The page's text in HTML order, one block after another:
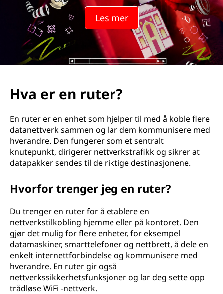
Les mer
Hva er en ruter?
En ruter er en enhet som hjelper til med å koble flere
datanettverk sammen og lar dem kommunisere med
hverandre. Den fungerer som et sentralt
knutepunkt, dirigerer nettverkstrafikk og sikrer at
datapakker sendes til de riktige destinasjonene.
Hvorfor trenger jeg en ruter?
Du trenger en ruter for å etablere en
nettverkstilkobling hjemme eller på kontoret. Den
gjør det mulig for flere enheter, for eksempel
datamaskiner, smarttelefoner og nettbrett, å dele en
enkelt internettforbindelse og kommunisere med
hverandre. En ruter gir også
nettverkssikkerhetsfunksjoner og lar deg sette opp
trådløse WiFi -nettverk.